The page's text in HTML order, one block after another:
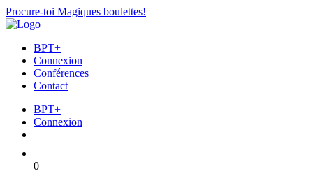
Procure-toi Magiques boulettes!
BPT+
Connexion
Conférences
Contact
BPT+
Connexion
0